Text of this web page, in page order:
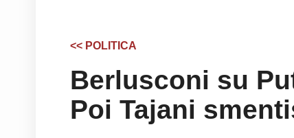
<< POLITICA
Berlusconi su
Poi Tajani